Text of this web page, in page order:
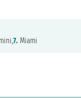
7. Miami